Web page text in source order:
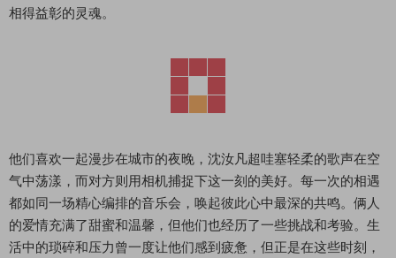
相得益彰的灵魂。
他们喜欢一起漫步在城市的夜晚，沈汝凡超哇塞轻柔的歌声在空
气中荡漾，而对方则用相机捕捉下这一刻的美好。每一次的相遇
都如同一场精心编排的音乐会，唤起彼此心中最深的共鸣。俩人
的爱情充满了甜蜜和温馨，但他们也经历了一些挑战和考验。生
活中的琐碎和压力曾一度让他们感到疲惫，但正是在这些时刻，